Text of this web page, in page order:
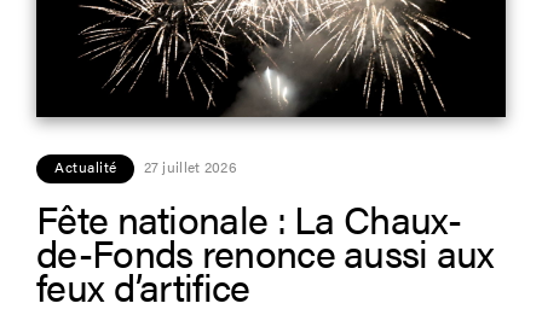
Actualité 27 juillet 2026
Fête nationale : La Chaux-
de-Fonds renonce aussi aux
feux d’artifice